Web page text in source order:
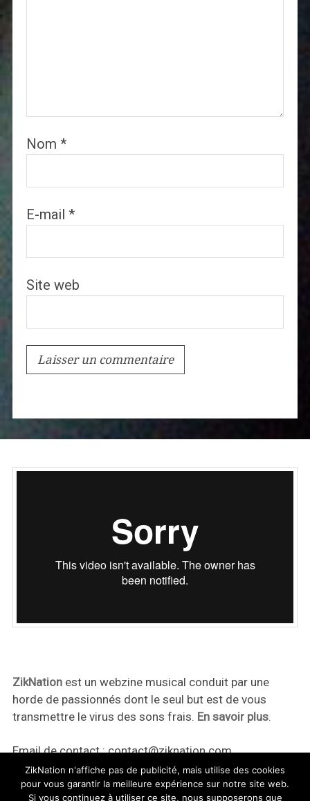
Nom *
E-mail *
Site web
ZikNationest un webzine musical conduit par une
horde de passionnés dont le seul but est de vous
transmettre le virus des sons frais. En savoir plus.
Email de contact :contact@ziknation.com
ZikNation n'affiche pas de publicité, mais utilise des cookies
pour vous garantir la meilleure expérience sur notre site web.
Si vous continuez à utiliser ce site, nous supposerons que